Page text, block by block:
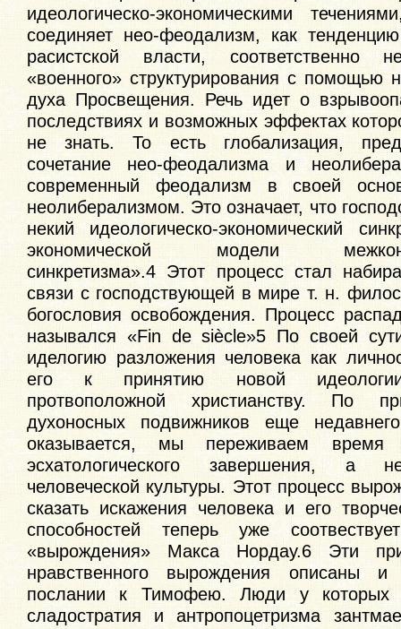
идеологическо-экономическими
соединяет нео-феодализм, как
расистской власти, соответственно
«военного» структурирования с помощью
духа Просвещения. Речь идет о
последствиях и возможных эффектах
не знать. То есть глобализация,
сочетание нео-феодализма и
современный феодализм в своей
неолиберализмом. Это означает, что
некий идеологическо-экономический
экономической модели
синкретизма».4 Этот процесс стал
связи с господствующей в мире т. н.
богословия освобождения. Процесс
назывался «Fin de siècle»5 По своей
иделогию разложения человека как
его к принятию новой
протвоположной христианству. По
духоносных подвижников еще
оказывается, мы переживаем
эсхатологического завершения, а
человеческой культуры. Этот процесс
сказать искажения человека и его
способностей теперь уже
«вырождения» Макса Нордау.6 Эти
нравственного вырождения
послании к Тимофею. Люди у которых
сладостратия и антропоцетризма